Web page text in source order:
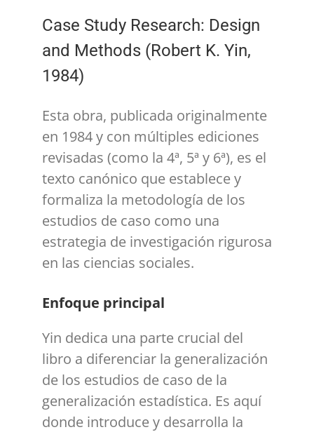
Case Study Research: Design
and Methods (Robert K. Yin,
1984)
Esta obra, publicada originalmente
en 1984 y con múltiples ediciones
revisadas (como la 4ª, 5ª y 6ª), es el
texto canónico que establece y
formaliza la metodología de los
estudios de caso como una
estrategia de investigación rigurosa
en las ciencias sociales.
Enfoque principal
Yin dedica una parte crucial del
libro a diferenciar la generalización
de los estudios de caso de la
generalización estadística. Es aquí
donde introduce y desarrolla la